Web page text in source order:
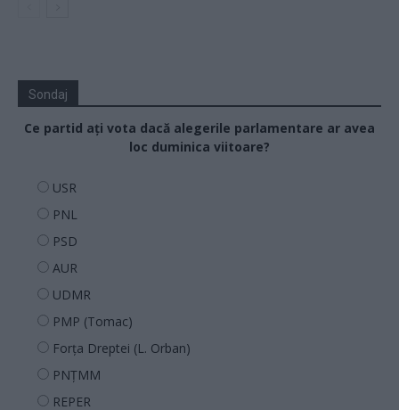
Sondaj
Ce partid ați vota dacă alegerile parlamentare ar avea
loc duminica viitoare?
USR
PNL
PSD
AUR
UDMR
PMP (Tomac)
Forța Dreptei (L. Orban)
PNȚMM
REPER